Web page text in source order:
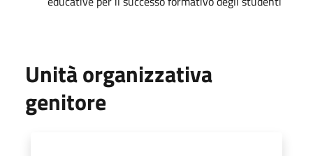
Unità organizzativa
genitore